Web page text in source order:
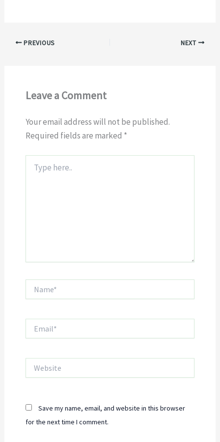
PREVIOUS NEXT
Leave a Comment
Your email address will not be published.
Required fields are marked *
here..
Save my name, email, and website in this browser
for the next time I comment.